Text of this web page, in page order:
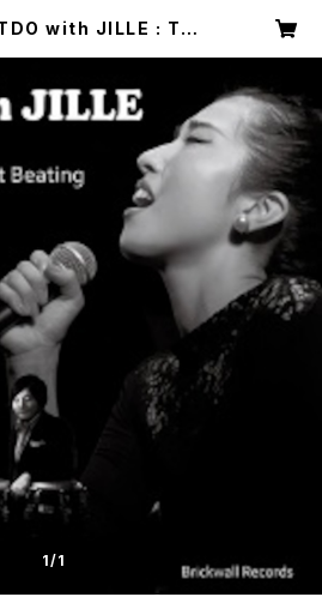
TDO with JILLE : Tha
online shop
1/1